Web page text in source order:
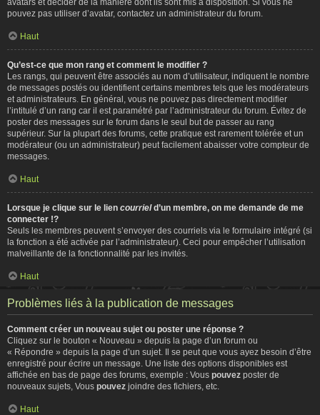
pouvez pas utiliser d’avatar, contactez un administrateur du forum.
Haut
Qu’est-ce que mon rang et comment le modifier ?
Les rangs, qui peuvent être associés au nom d’utilisateur, indiquent le nombre
de messages postés ou identifient certains membres tels que les modérateurs
et administrateurs. En général, vous ne pouvez pas directement modifier
l’intitulé d’un rang car il est paramétré par l’administrateur du forum. Évitez de
poster des messages sur le forum dans le seul but de passer au rang
supérieur. Sur la plupart des forums, cette pratique est rarement tolérée et un
modérateur (ou un administrateur) peut facilement abaisser votre compteur de
messages.
Haut
Lorsque je clique sur le lien courrield’un membre, on me demande de me
connecter !?
Seuls les membres peuvent s’envoyer des courriels via le formulaire intégré (si
la fonction a été activée par l’administrateur). Ceci pour empêcher l’utilisation
malveillante de la fonctionnalité par les invités.
Haut
Problèmes liés à la publication de messages
Comment créer un nouveau sujet ou poster une réponse ?
Cliquez sur le bouton « Nouveau » depuis la page d’un forum ou
« Répondre » depuis la page d’un sujet. Il se peut que vous ayez besoin d’être
enregistré pour écrire un message. Une liste des options disponibles est
affichée en bas de page des forums, exemple : Vous pouvez poster de
nouveaux sujets, Vous pouvez joindre des fichiers, etc.
Haut